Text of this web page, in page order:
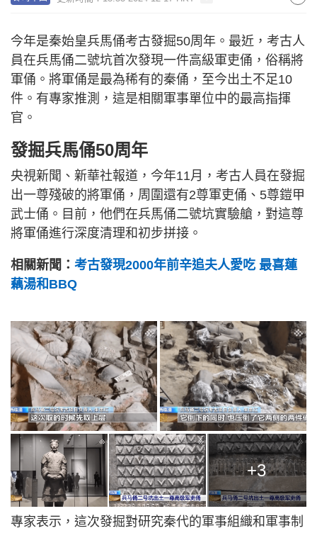
今年是秦始皇兵馬俑考古發掘50周年。最近，考古人
員在兵馬俑二號坑首次發現一件高級軍吏俑，俗稱將
軍俑。將軍俑是最為稀有的秦俑，至今出土不足10
件。有專家推測，這是相關軍事單位中的最高指揮
官。
發掘兵馬俑50周年
央視新聞、新華社報道，今年11月，考古人員在發掘
出一尊殘破的將軍俑，周圍還有2尊軍吏俑、5尊鎧甲
武士俑。目前，他們在兵馬俑二號坑實驗艙，對這尊
將軍俑進行深度清理和初步拼接。
相關新聞： 考古發現2000年前辛追夫人愛吃 最喜蓮
藕湯和BBQ
+3
專家表示，這次發掘對研究秦代的軍事組織和軍事制